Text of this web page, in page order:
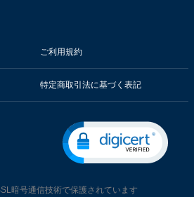
ご利用規約
特定商取引法に基づく表記
暗号通信技術で保護されています